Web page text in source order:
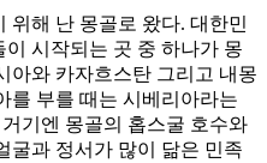
위해 난 몽골로 왔다. 대한민
시작되는 곳 중 하나가 몽
아와 카자흐스탄 그리고 내몽
를 부를 때는 시베리아라는
기엔 몽골의 홉스굴 호수와
굴과 정서가 많이 닮은 민족